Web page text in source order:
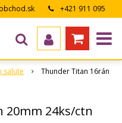
+421 911 095
salute
Thunder Titan 16rán
20mm 24ks/ctn